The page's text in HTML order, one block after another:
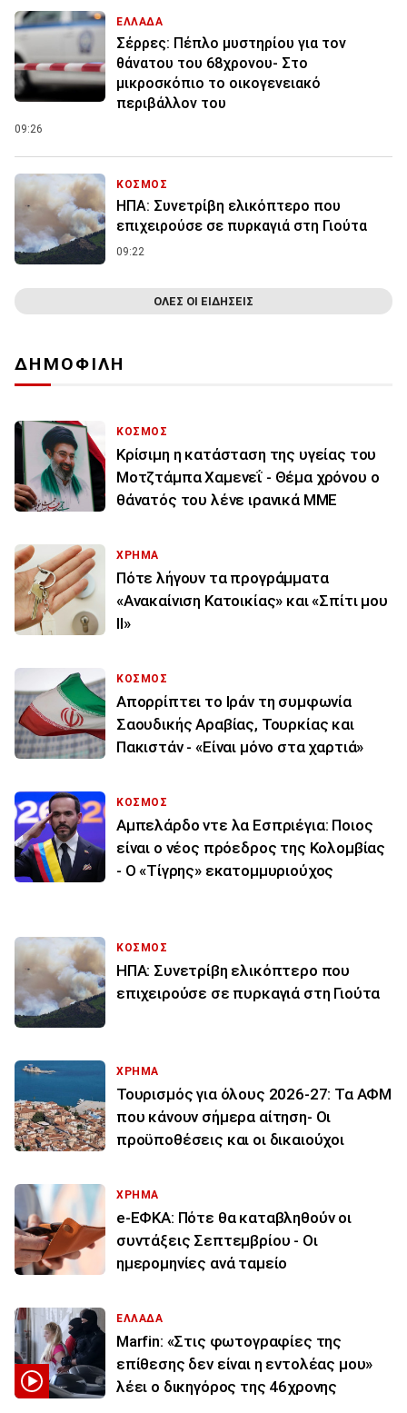
ΕΛΛΑΔΑ
Σέρρες: Πέπλο μυστηρίου για τον
θάνατου του 68χρονου- Στο
μικροσκόπιο το οικογενειακό
περιβάλλον του
09:26
ΚΟΣΜΟΣ
ΗΠΑ: Συνετρίβη ελικόπτερο που
επιχειρούσε σε πυρκαγιά στη Γιούτα
09:22
ΟΛΕΣ ΟΙ ΕΙΔΗΣΕΙΣ
ΔΗΜΟΦΙΛΗ
ΚΟΣΜΟΣ
Κρίσιμη η κατάσταση της υγείας του
Μοτζτάμπα Χαμενεΐ - Θέμα χρόνου ο
θάνατός του λένε ιρανικά ΜΜΕ
ΧΡΗΜΑ
Πότε λήγουν τα προγράμματα
«Ανακαίνιση Κατοικίας» και «Σπίτι μου
ΙΙ»
ΚΟΣΜΟΣ
Απορρίπτει το Ιράν τη συμφωνία
Σαουδικής Αραβίας, Τουρκίας και
Πακιστάν - «Είναι μόνο στα χαρτιά»
ΚΟΣΜΟΣ
Αμπελάρδο ντε λα Εσπριέγια: Ποιος
είναι ο νέος πρόεδρος της Κολομβίας
- Ο «Τίγρης» εκατομμυριούχος
ΚΟΣΜΟΣ
ΗΠΑ: Συνετρίβη ελικόπτερο που
επιχειρούσε σε πυρκαγιά στη Γιούτα
ΧΡΗΜΑ
Τουρισμός για όλους 2026-27: Τα ΑΦΜ
που κάνουν σήμερα αίτηση- Οι
προϋποθέσεις και οι δικαιούχοι
ΧΡΗΜΑ
e-ΕΦΚΑ: Πότε θα καταβληθούν οι
συντάξεις Σεπτεμβρίου - Οι
ημερομηνίες ανά ταμείο
ΕΛΛΑΔΑ
Marfin: «Στις φωτογραφίες της
επίθεσης δεν είναι η εντολέας μου»
λέει ο δικηγόρος της 46χρονης